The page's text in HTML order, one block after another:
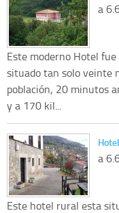
a
Este moderno Hotel
situado tan solo veinte
población, 20 minutos
y a 170 kil...
a
Este hotel rural esta